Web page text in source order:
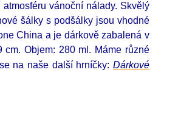
vánoční nálady. Skvělý
šálky s podšálky jsou vhodné
China a je dárkově zabalená v
cm. Objem: 280 ml. Máme různé
na naše další hrníčky: Dárkové